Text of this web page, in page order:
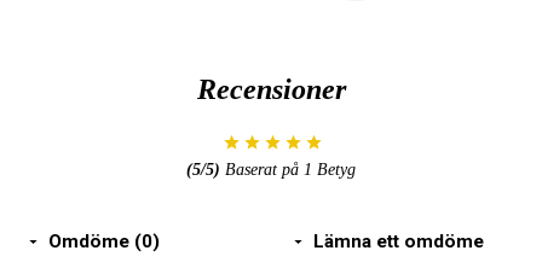
Recensioner
(5/5) Baserat på 1 Betyg
Omdöme (0) Lämna ett omdöme